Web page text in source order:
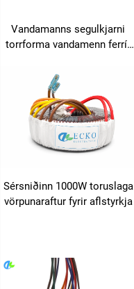
Vandamanns segulkjarni
torrforma vandamenn ferrít
torrforma kjarni
Sérsniðinn 1000W toruslaga
vörpunaraftur fyrir aflstyrkja